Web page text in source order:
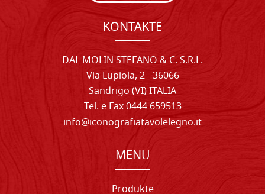
KONTAKTE
DAL MOLIN STEFANO & C. S.R.L.
Via Lupiola, 2 - 36066
Sandrigo (VI) ITALIA
Tel. e Fax 0444 659513
info@iconografiatavolelegno.it
MENU
Produkte